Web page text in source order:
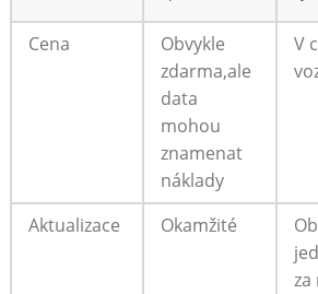
Cena
Obvykle
zdarma,ale
data
mohou
znamenat
náklady
V
Aktualizace Okamžité
za